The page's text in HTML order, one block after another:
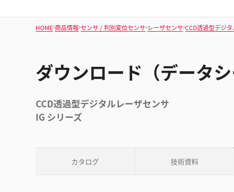
HOME 商品情報 センサ / 判別変位センサ レーザセンサ CCD透過型デジ
ダウンロード（データシ
CCD透過型デジタルレーザセンサ
IG シリーズ
カタログ 技術資料